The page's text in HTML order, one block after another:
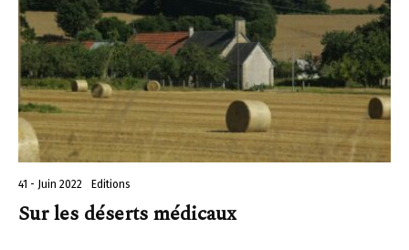
41 - Juin 2022 Editions
Sur les déserts médicaux